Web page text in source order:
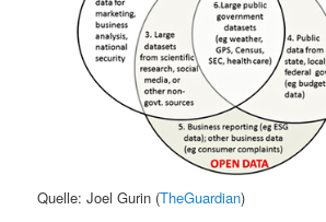
Quelle: Joel Gurin (TheGuardian)